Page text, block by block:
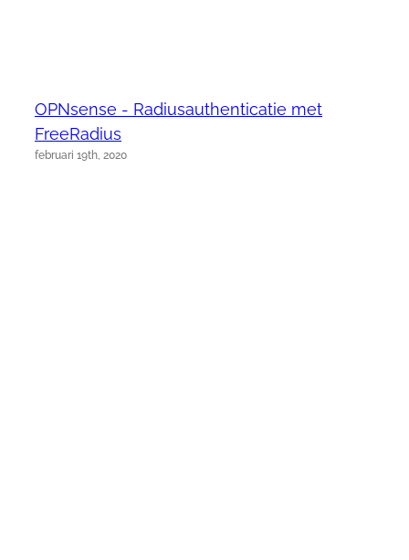
OPNsense - Radiusauthenticatie met
FreeRadius
februari 19th, 2020